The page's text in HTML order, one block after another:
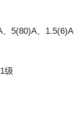
5(80)A、1.5(6)A
级